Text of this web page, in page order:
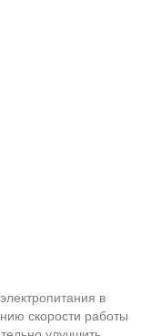
в
скорости работы